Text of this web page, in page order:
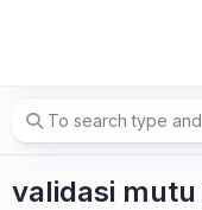
validasi mutu